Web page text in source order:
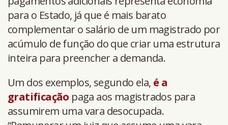
para o Estado, já que é mais barato
complementar o salário de um magistrado por
acúmulo de função do que criar uma estrutura
inteira para preencher a demanda.
Um dos exemplos, segundo ela, é a
gratificação paga aos magistrados para
assumirem uma vara desocupada.